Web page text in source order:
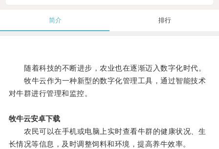
简介 排行
随着科技的不断进步，农业也在逐渐迈入数字化时代。
牧牛云作为一种新型的数字化管理工具，通过智能技术
对牛群进行管理和监控。
牧牛云安卓下载
农民可以在手机或电脑上实时查看牛群的健康状况、生
长情况等信息，及时调整饲料和环境，提高养牛效率。